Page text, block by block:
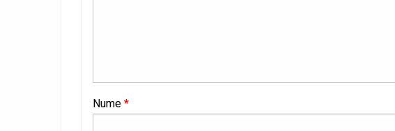
Nume *